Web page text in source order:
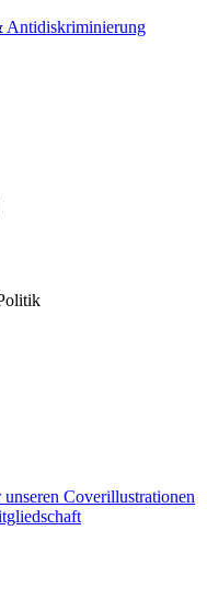
Antidiskriminierung
Coverillustrationen